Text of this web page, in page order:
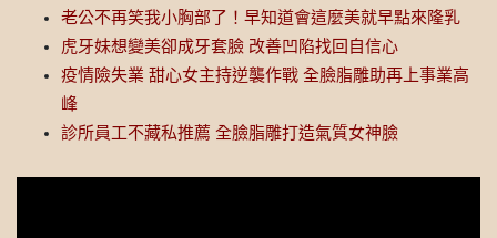
老公不再笑我小胸部了！早知道會這麼美就早點來隆乳
虎牙妹想變美卻成牙套臉 改善凹陷找回自信心
疫情險失業 甜心女主持逆襲作戰 全臉脂雕助再上事業高
峰
診所員工不藏私推薦 全臉脂雕打造氣質女神臉